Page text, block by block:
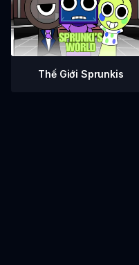
Thế Giới Sprunkis